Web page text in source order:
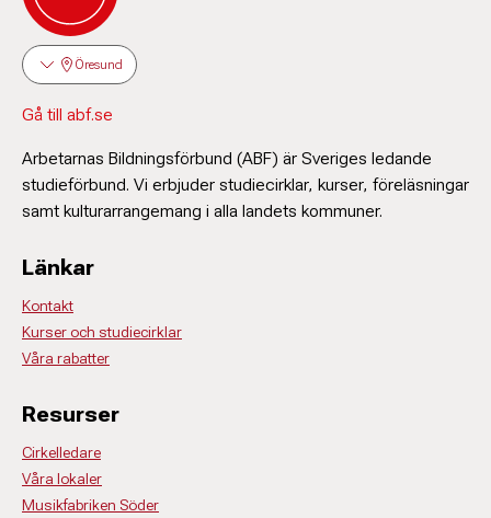
Öresund
Gå till abf.se
Arbetarnas Bildningsförbund (ABF) är Sveriges ledande
studieförbund. Vi erbjuder studiecirklar, kurser, föreläsningar
samt kulturarrangemang i alla landets kommuner.
Länkar
Kontakt
Kurser och studiecirklar
Våra rabatter
Resurser
Cirkelledare
Våra lokaler
Musikfabriken Söder